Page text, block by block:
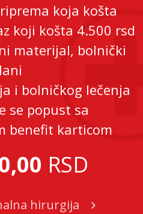
koja košta
koji košta 4.500 rsd
materijal, bolnički
i bolničkog lečenja
se popust sa
benefit karticom
RSD
hirurgija